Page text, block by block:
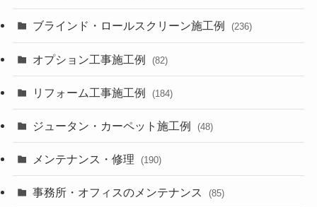
ブラインド・ロールスクリーン施工例 (236)
オプション工事施工例 (82)
リフォーム工事施工例 (184)
ジュータン・カーペット施工例 (48)
メンテナンス・修理 (190)
事務所・オフィスのメンテナンス (85)